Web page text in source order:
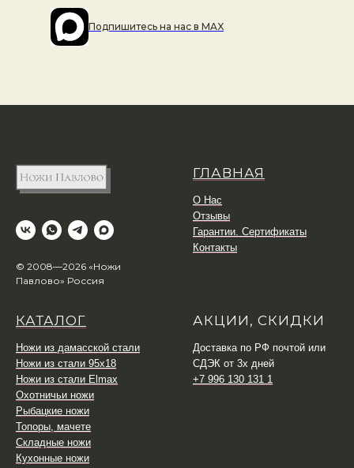
Подпишитесь на наc в MAX
© 2008—2026 «Ножи
Павлово» Россия
ГЛАВНАЯ
О Нас
Отзывы
Гарантии. Сертификаты
Контакты
КАТАЛОГ
Ножи из дамасской стали
Ножи из стали 95х18
Ножи из стали Elmax
Охотничьи ножи
Рыбацкие ножи
Топоры, мачете
Складные ножи
Кухонные ножи
АКЦИИ, СКИДКИ
Доставка по РФ почтой или
СДЭК от 3х дней
+7 996 130 131 1